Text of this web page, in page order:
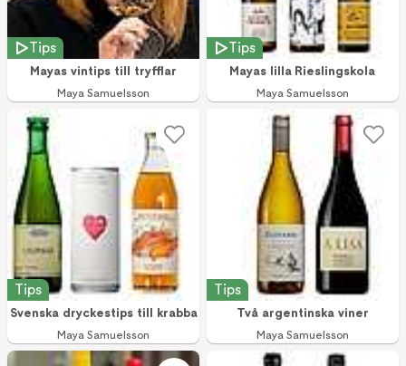
Tips
Mayas vintips till tryfflar
Maya Samuelsson
Tips
Mayas lilla Rieslingskola
Maya Samuelsson
Tips
Svenska dryckestips till krabba
Maya Samuelsson
Tips
Två argentinska viner
Maya Samuelsson